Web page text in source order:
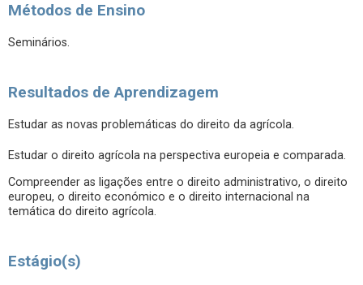
Métodos de Ensino
Seminários.
Resultados de Aprendizagem
Estudar as novas problemáticas do direito da agrícola.
Estudar o direito agrícola na perspectiva europeia e comparada.
Compreender as ligações entre o direito administrativo, o direito
europeu, o direito económico e o direito internacional na
temática do direito agrícola.
Estágio(s)